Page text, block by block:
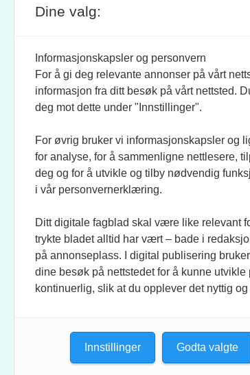
SITE FOOTERANSVARLIG REDAKTØR:
JOURNALISTER:
EVEN FINSRUD
BIDRAGSYTERE:
MAREN DUAAS, RONJA
SAGSTUEN LARSEN, KNUT
LØVÅS, ANLOV PETER
SKAANSAR, EINAR STRAY,
TELLEF ØGRIM.
STILLINGSANNONSER:
Dine valg:
Informasjonskapsler og personvern
For å gi deg relevante annonser på vårt
informasjon fra ditt besøk på vårt nettsted.
deg mot dette under "Innstillinger".
For øvrig bruker vi informasjonskapsler og
for analyse, for å sammenligne nettlesere,
deg og for å utvikle og tilby nødvendig
i vår personvernerklæring.
Ditt digitale fagblad skal være like relevant
trykte bladet alltid har vært – bade i
på annonseplass. I digital publisering
dine besøk på nettstedet for å kunne utvikle
kontinuerlig, slik at du opplever det nyttig
Godta valgte
Innstillinger